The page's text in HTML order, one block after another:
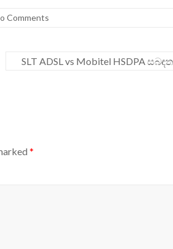
Comments
SLT ADSL vs Mobitel HSDPA
*